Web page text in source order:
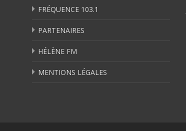
FRÉQUENCE 103.1
PARTENAIRES
HÉLÈNE FM
MENTIONS LÉGALES